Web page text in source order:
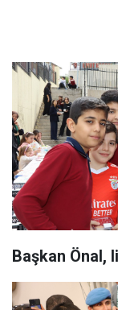
Başkan Önal,